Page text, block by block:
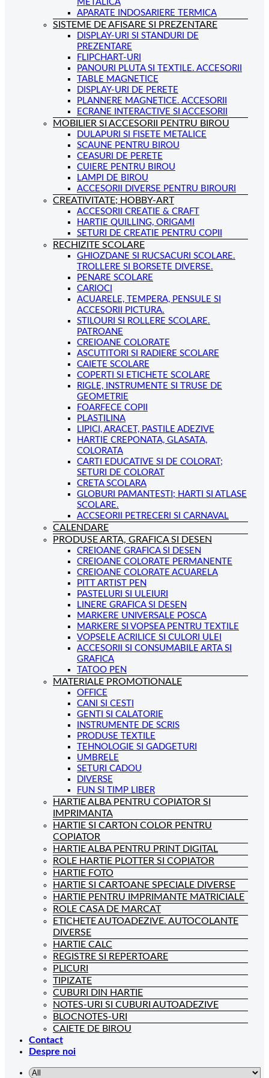
METALICA
APARATE INDOSARIERE TERMICA
SISTEME DE AFISARE SI PREZENTARE
DISPLAY-URI SI STANDURI DE
PREZENTARE
FLIPCHART-URI
PANOURI PLUTA SI TEXTILE. ACCESORII
TABLE MAGNETICE
DISPLAY-URI DE PERETE
PLANNERE MAGNETICE. ACCESORII
ECRANE INTERACTIVE SI ACCESORII
MOBILIER SI ACCESORII PENTRU BIROU
DULAPURI SI FISETE METALICE
SCAUNE PENTRU BIROU
CEASURI DE PERETE
CUIERE PENTRU BIROU
LAMPI DE BIROU
ACCESORII DIVERSE PENTRU BIROURI
CREATIVITATE; HOBBY-ART
ACCESORII CREATIE & CRAFT
HARTIE QUILLING, ORIGAMI
SETURI DE CREATIE PENTRU COPII
RECHIZITE SCOLARE
GHIOZDANE SI RUCSACURI SCOLARE.
TROLLERE SI BORSETE DIVERSE.
PENARE SCOLARE
CARIOCI
ACUARELE, TEMPERA, PENSULE SI
ACCESORII PICTURA.
STILOURI SI ROLLERE SCOLARE.
PATROANE
CREIOANE COLORATE
ASCUTITORI SI RADIERE SCOLARE
CAIETE SCOLARE
COPERTI SI ETICHETE SCOLARE
RIGLE, INSTRUMENTE SI TRUSE DE
GEOMETRIE
FOARFECE COPII
PLASTILINA
LIPICI, ARACET, PASTILE ADEZIVE
HARTIE CREPONATA, GLASATA,
COLORATA
CARTI EDUCATIVE SI DE COLORAT;
SETURI DE COLORAT
CRETA SCOLARA
GLOBURI PAMANTESTI; HARTI SI ATLASE
SCOLARE.
ACCSEORII PETRECERI SI CARNAVAL
CALENDARE
PRODUSE ARTA, GRAFICA SI DESEN
CREIOANE GRAFICA SI DESEN
CREIOANE COLORATE PERMANENTE
CREIOANE COLORATE ACUARELA
PITT ARTIST PEN
PASTELURI SI ULEIURI
LINERE GRAFICA SI DESEN
MARKERE UNIVERSALE POSCA
MARKERE SI VOPSEA PENTRU TEXTILE
VOPSELE ACRILICE SI CULORI ULEI
ACCESORII SI CONSUMABILE ARTA SI
GRAFICA
TATOO PEN
MATERIALE PROMOTIONALE
OFFICE
CANI SI CESTI
GENTI SI CALATORIE
INSTRUMENTE DE SCRIS
PRODUSE TEXTILE
TEHNOLOGIE SI GADGETURI
UMBRELE
SETURI CADOU
DIVERSE
FUN SI TIMP LIBER
HARTIE ALBA PENTRU COPIATOR SI
IMPRIMANTA
HARTIE SI CARTON COLOR PENTRU
COPIATOR
HARTIE ALBA PENTRU PRINT DIGITAL
ROLE HARTIE PLOTTER SI COPIATOR
HARTIE FOTO
HARTIE SI CARTOANE SPECIALE DIVERSE
HARTIE PENTRU IMPRIMANTE MATRICIALE
ROLE CASA DE MARCAT
ETICHETE AUTOADEZIVE. AUTOCOLANTE
DIVERSE
HARTIE CALC
REGISTRE SI REPERTOARE
PLICURI
TIPIZATE
CUBURI DIN HARTIE
NOTES-URI SI CUBURI AUTOADEZIVE
BLOCNOTES-URI
CAIETE DE BIROU
Contact
Despre noi